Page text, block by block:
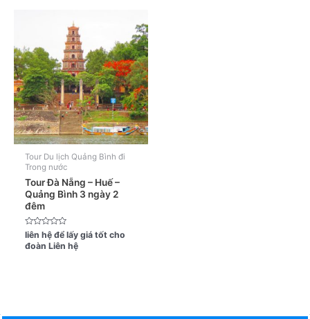
Tour Du lịch Quảng Bình đi
Trong nước
Tour Đà Nẵng – Huế –
Quảng Bình 3 ngày 2
đêm
Được
xếp
hạng
liên hệ để lấy giá tốt cho
đoàn Liên hệ